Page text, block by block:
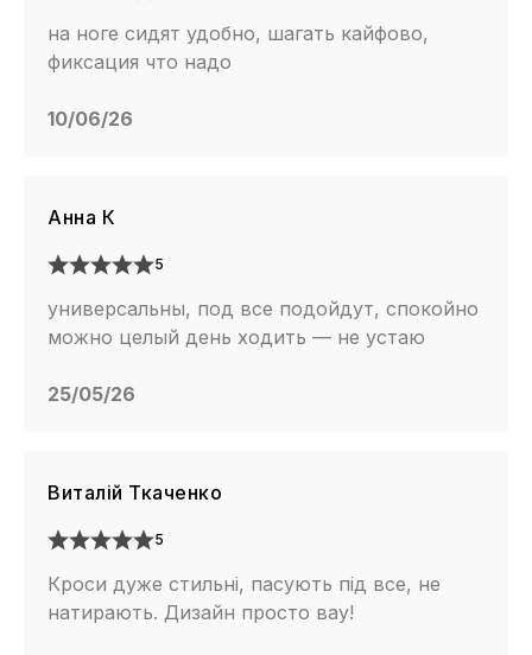
на ноге сидят удобно, шагать кайфово,
фиксация что надо
10/06/26
Анна К
5
универсальны, под все подойдут, спокойно
можно целый день ходить — не устаю
25/05/26
Виталій Ткаченко
5
Кроси дуже стильні, пасують під все, не
натирають. Дизайн просто вау!